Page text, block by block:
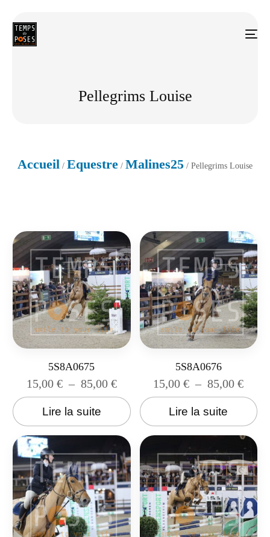
Pellegrims Louise
Accueil / Equestre / Malines25 / Pellegrims Louise
5S8A0675
15,00 € – 85,00 €
Lire la suite
5S8A0676
15,00€ – 85,00€
Lire la suite